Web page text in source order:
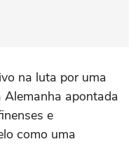
na luta por uma
apontada
e
como uma